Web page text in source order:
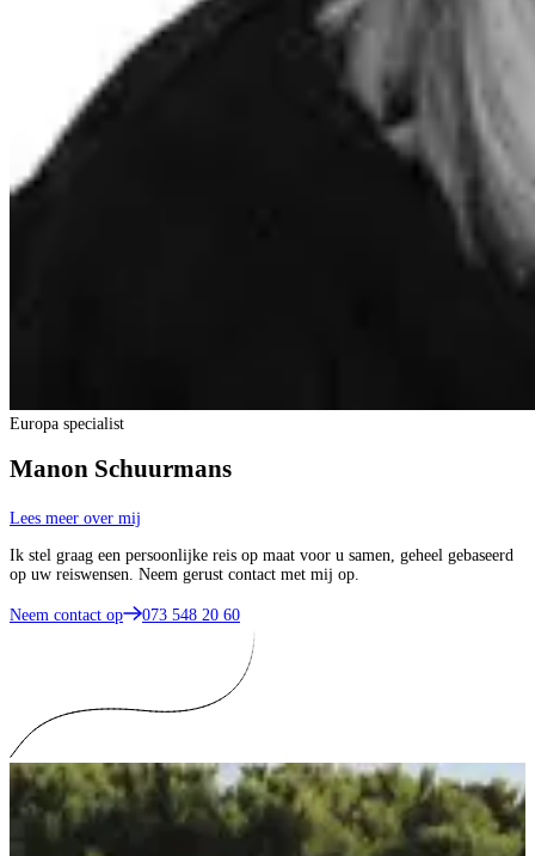
Europa specialist
Manon Schuurmans
Lees meer over mij
Ik stel graag een persoonlijke reis op maat voor u samen, geheel gebaseerd
op uw reiswensen. Neem gerust contact met mij op.
Neem contact op 073 548 20 60